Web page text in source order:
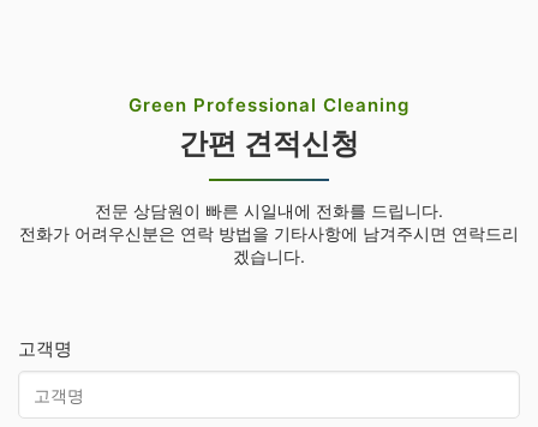
Green Professional Cleaning
간편 견적신청
전문 상담원이 빠른 시일내에 전화를 드립니다.
전화가 어려우신분은 연락 방법을 기타사항에 남겨주시면 연락드리
겠습니다.
고객명